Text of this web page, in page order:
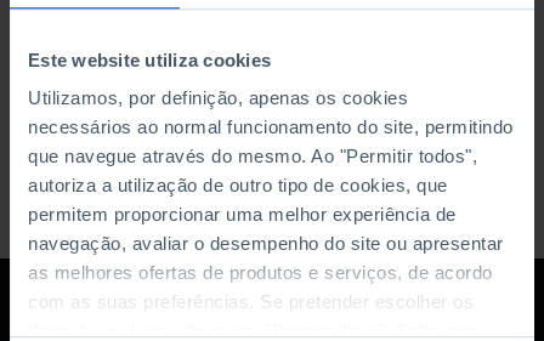
Este website utiliza cookies
Utilizamos, por definição, apenas os cookies
necessários ao normal funcionamento do site, permitindo
que navegue através do mesmo. Ao "Permitir todos",
autoriza a utilização de outro tipo de cookies, que
permitem proporcionar uma melhor experiência de
navegação, avaliar o desempenho do site ou apresentar
as melhores ofertas de produtos e serviços, de acordo
com as suas preferências. Se pretender escolher os